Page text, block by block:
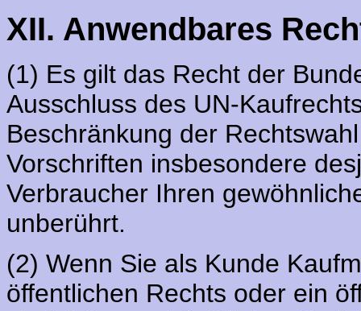
XII. Anwendbares
(1) Es gilt das Recht der
Ausschluss des UN-
Beschränkung der
Vorschriften insbesondere
Verbraucher Ihren
unberührt.
(2) Wenn Sie als Kunde
öffentlichen Rechts oder ein